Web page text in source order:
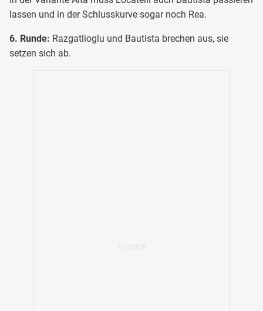
lassen und in der Schlusskurve sogar noch Rea.
6. Runde: Razgatlioglu und Bautista brechen aus, sie
setzen sich ab.